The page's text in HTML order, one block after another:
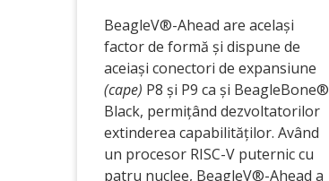
BeagleV®-Ahead are același
factor de formă și dispune de
aceiași conectori de expansiune
(cape) P8 și P9 ca și BeagleBone®
Black, permițând dezvoltatorilor
extinderea capabilităților. Având
un procesor RISC-V puternic cu
patru nuclee, BeagleV®-Ahead a